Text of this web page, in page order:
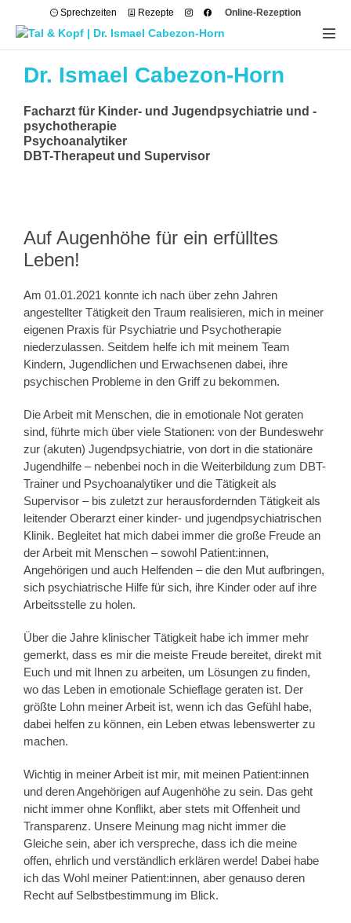
Sprechzeiten Rezepte Online-Rezeption
Dr. Ismael Cabezon-Horn
Facharzt für Kinder- und Jugendpsychiatrie und -
psychotherapie
Psychoanalytiker
DBT-Therapeut und Supervisor
Auf Augenhöhe für ein erfülltes
Leben!
Am 01.01.2021 konnte ich nach über zehn Jahren
angestellter Tätigkeit den Traum realisieren, mich in meiner
eigenen Praxis für Psychiatrie und Psychotherapie
niederzulassen. Seitdem helfe ich mit meinem Team
Kindern, Jugendlichen und Erwachsenen dabei, ihre
psychischen Probleme in den Griff zu bekommen.
Die Arbeit mit Menschen, die in emotionale Not geraten
sind, führte mich über viele Stationen: von der Bundeswehr
zur (akuten) Jugendpsychiatrie, von dort in die stationäre
Jugendhilfe – nebenbei noch in die Weiterbildung zum DBT-
Trainer und Psychoanalytiker und die Tätigkeit als
Supervisor – bis zuletzt zur herausfordernden Tätigkeit als
leitender Oberarzt einer kinder- und jugendpsychiatrischen
Klinik. Begleitet hat mich dabei immer die große Freude an
der Arbeit mit Menschen – sowohl Patient:innen,
Angehörigen und auch Helfenden – die den Mut aufbringen,
sich psychiatrische Hilfe für sich, ihre Kinder oder auf ihre
Arbeitsstelle zu holen.
Über die Jahre klinischer Tätigkeit habe ich immer mehr
gemerkt, dass es mir die meiste Freude bereitet, direkt mit
Euch und mit Ihnen zu arbeiten, um Lösungen zu finden,
wo das Leben in emotionale Schieflage geraten ist. Der
größte Lohn meiner Arbeit ist, wenn ich das Gefühl habe,
dabei helfen zu können, ein Leben etwas lebenswerter zu
machen.
Wichtig in meiner Arbeit ist mir, mit meinen Patient:innen
und deren Angehörigen auf Augenhöhe zu sein. Das geht
nicht immer ohne Konflikt, aber stets mit Offenheit und
Transparenz. Unsere Meinung mag nicht immer die
Gleiche sein, aber ich verspreche, dass ich die meine
offen, ehrlich und verständlich erklären werde! Dabei habe
ich das Wohl meiner Patient:innen, aber genauso deren
Recht auf Selbstbestimmung im Blick.